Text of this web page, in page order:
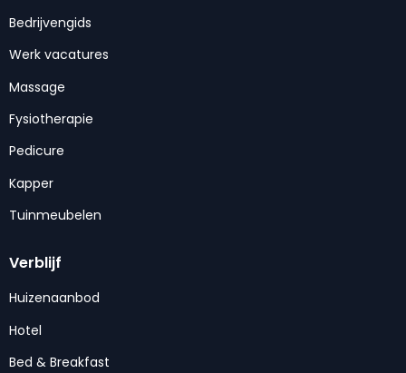
Bedrijvengids
Werk vacatures
Massage
Fysiotherapie
Pedicure
Kapper
Tuinmeubelen
Verblijf
Huizenaanbod
Hotel
Bed & Breakfast